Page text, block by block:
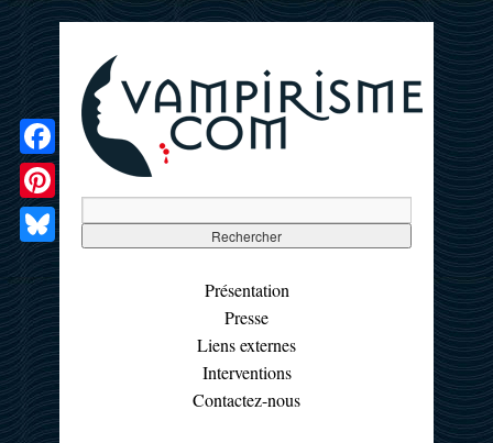
Présentation
Presse
Liens externes
Interventions
Contactez-nous
Facebook
Pinterest
Bluesky